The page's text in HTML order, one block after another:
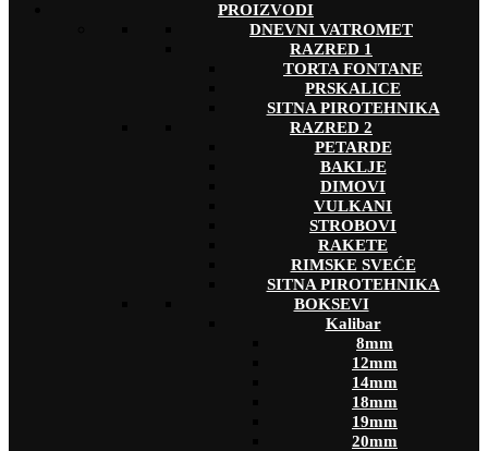
PROIZVODI
DNEVNI VATROMET
RAZRED 1
TORTA FONTANE
PRSKALICE
SITNA PIROTEHNIKA
RAZRED 2
PETARDE
BAKLJE
DIMOVI
VULKANI
STROBOVI
RAKETE
RIMSKE SVEĆE
SITNA PIROTEHNIKA
BOKSEVI
Kalibar
8mm
12mm
14mm
18mm
19mm
20mm